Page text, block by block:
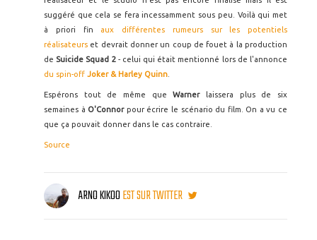
suggéré que cela se fera incessamment sous peu. Voilà qui met
à priori fin aux différentes rumeurs
sur les potentiels
réalisateurs et devrait donner un coup de fouet à la production
de Suicide Squad 2- celui qui était mentionné lors de l'annonce
du spin-off Joker & Harley Quinn
Espérons tout de même queWarner laissera plus de six
semaines à O'Connor pour écrire le scénario du film. On a vu ce
que ça pouvait donner dans le cas contraire.
Source
ARNO KIKOOEST SUR TWITTER